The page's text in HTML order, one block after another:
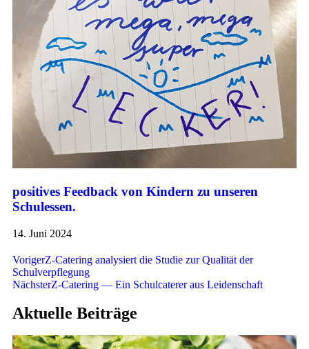
positives Feedback von Kindern zu unseren
Schulessen.
14. Juni 2024
VorigerZ-Catering analysiert die Studie zur Qualität der
Schulverpflegung
NächsterZ-Catering — Ein Schulcaterer aus Leidenschaft
Aktuelle Beiträge